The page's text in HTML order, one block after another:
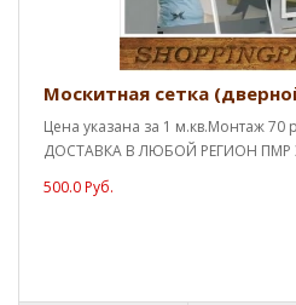
Москитная сетка
Цена указана за 1 м.кв.Монтаж
ДОСТАВКА В ЛЮБОЙ РЕГИОН ПМР
500.0 Руб.